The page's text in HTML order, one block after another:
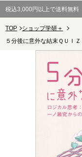
税込3,000円以上で送料無料
TOP
ショップ学研＋
５分後に意外な結末ＱＵＩ